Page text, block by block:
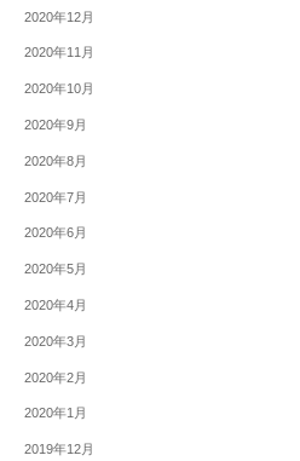
2020年12月
2020年11月
2020年10月
2020年9月
2020年8月
2020年7月
2020年6月
2020年5月
2020年4月
2020年3月
2020年2月
2020年1月
2019年12月